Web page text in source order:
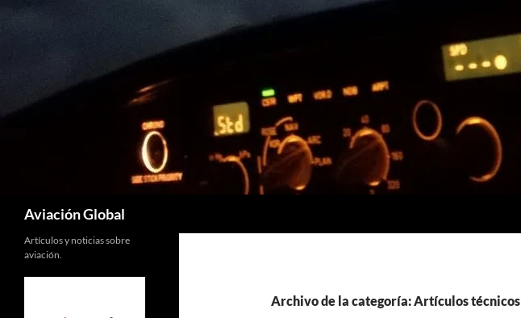
Saltar
Aviación Global
Archivo de la categoría: Artículos técnicos
Artículos y noticias sobre
aviación.